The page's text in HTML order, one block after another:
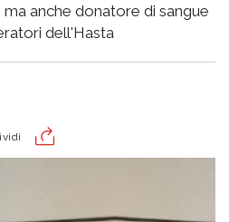
anche donatore di sangue
dell'Hasta